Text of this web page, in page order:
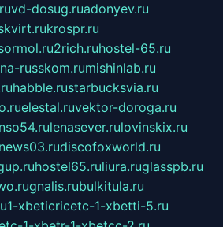
vd-dosug.ruadonyev.ru
krospr.ru
2rich.ruhostel-65.ru
russkom.rumishinlab.ru
habble.rustarbucksvia.ru
elestal.ruvektor-doroga.ru
lenasever.rulovinskix.ru
discofoxworld.ru
hostel65.ruliura.ruglasspb.ru
gnalis.rubulkitula.ru
1-xbeticricetc-1-xbetti-5.ru